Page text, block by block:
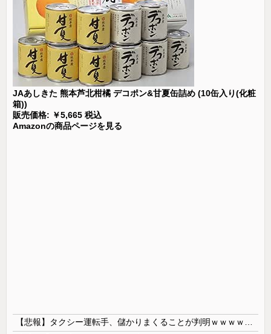
JAあしきた 熊本芦北柑橘 デコポン&甘夏缶詰め (10缶入り(化粧
箱))
販売価格: ￥5,665 税込
Amazonの商品ページを見る